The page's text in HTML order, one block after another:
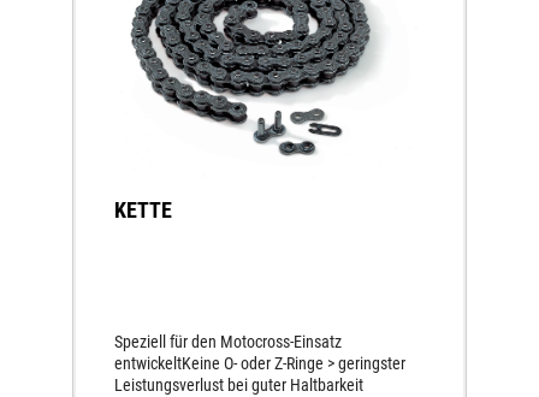
KETTE
Speziell für den Motocross-Einsatz
entwickeltKeine O- oder Z-Ringe > geringster
Leistungsverlust bei guter Haltbarkeit